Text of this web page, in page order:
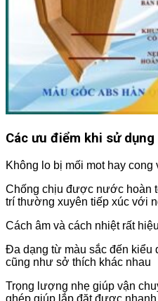
Các ưu điểm khi sử
Không lo bị mối mot hay
Chống chịu được nước hoàn
trí thường xuyên tiếp xúc với
Cách âm và cách nhiệt rất
Đa dạng từ màu sắc đến kiểu
cũng như sở thích khác nhau
Trọng lượng nhẹ giúp vận
ghép giúp lắp đặt được